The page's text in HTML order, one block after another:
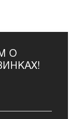
то
О